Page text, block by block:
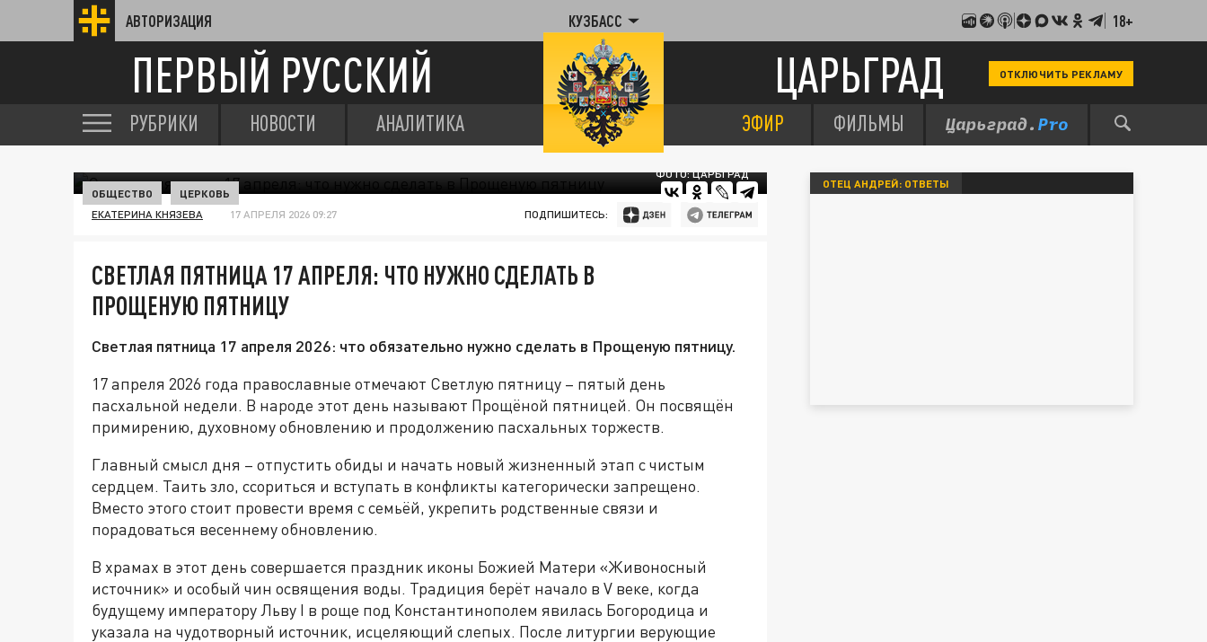
АВТОРИЗАЦИЯ КУЗБАСС 18+
ПЕРВЫЙ РУССКИЙ ЦАРЬГРАД ОТКЛЮЧИТЬ РЕКЛАМУ
РУБРИКИ НОВОСТИ АНАЛИТИКА ЭФИР ФИЛЬМЫ
ФОТО: ЦАРЬГРАД
ОБЩЕСТВО ЦЕРКОВЬ
ЕКАТЕРИНА КНЯЗЕВА 17 АПРЕЛЯ 2026 09:27 ПОДПИШИТЕСЬ:
СВЕТЛАЯ ПЯТНИЦА 17 АПРЕЛЯ: ЧТО НУЖНО СДЕЛАТЬ В
ПРОЩЕНУЮ ПЯТНИЦУ
Светлая пятница 17 апреля 2026: что обязательно нужно сделать в Прощеную пятницу.
17 апреля 2026 года православные отмечают Светлую пятницу – пятый день
пасхальной недели. В народе этот день называют Прощёной пятницей. Он посвящён
примирению, духовному обновлению и продолжению пасхальных торжеств.
Главный смысл дня – отпустить обиды и начать новый жизненный этап с чистым
сердцем. Таить зло, ссориться и вступать в конфликты категорически запрещено.
Вместо этого стоит провести время с семьёй, укрепить родственные связи и
порадоваться весеннему обновлению.
В храмах в этот день совершается праздник иконы Божией Матери «Живоносный
источник» и особый чин освящения воды. Традиция берёт начало в V веке, когда
будущему императору Льву I в роще под Константинополем явилась Богородица и
указала на чудотворный источник, исцеляющий слепых. После литургии верующие
ОТЕЦ АНДРЕЙ: ОТВЕТЫ